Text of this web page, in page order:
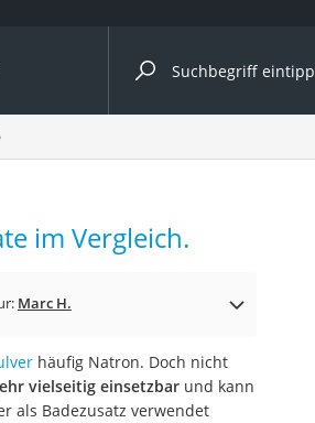
nach Kategorie
Kapseln
bio
im Vergleich.
Marc H.
häufig Natron. Doch nicht
vielseitig einsetzbarund kann
als Badezusatz verwendet